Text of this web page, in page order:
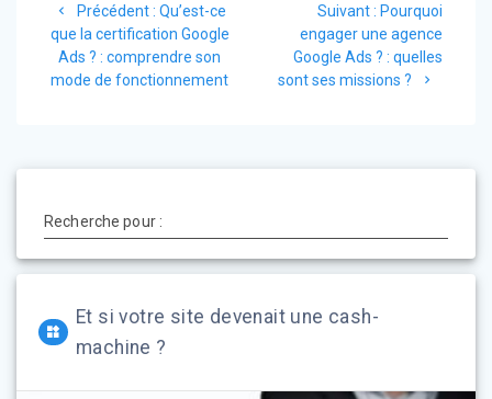
de
l’article
Précédent : Article
précédent
:
Qu’est-ce
que la certification Google
Ads ? : comprendre son
mode de fonctionnement
Suivant : Article
suivant
:
Pourquoi
engager une agence
Google Ads ? : quelles
sont ses missions ?
Recherche pour :
Et si votre site devenait une cash-
machine ?